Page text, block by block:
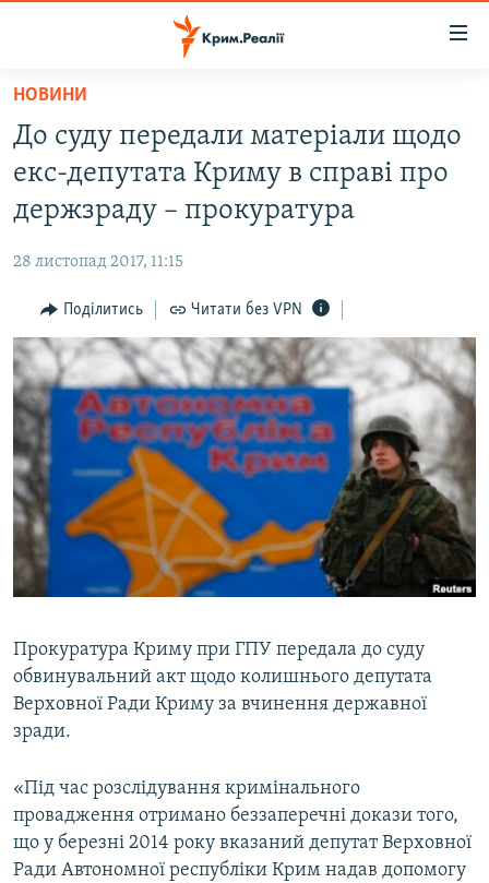
Перейти
основного
матеріалу
до
основної
Перейти
до
пошуку
ВОДА.КРИМ
ВІДЕО ТА ФОТО
БЛОГИ
ПОГЛЯД
ІНТЕРВ'Ю
ВСЕ ЗА ДЕНЬ
СПЕЦПРОЕКТИ
ДЕПОРТАЦІЯ
ВІДЕОУРОКИ «ELIFBE»
СВІДЧЕННЯ ОКУПАЦІЇ
УКРАЇНСЬКА ПРОБЛЕМА КРИМУ
ЯК ОБІЙТИ БЛОКУВАННЯ
Русский
Qırımtatar
Усі сайти RFE/RL
НОВИНИ
До суду передали матеріали щодо
екс-депутата Криму в справі про
держзраду – прокуратура
28 листопад 2017, 11:15
Поділитись Читати без VPN
Прокуратура Криму при ГПУ передала до суду
обвинувальний акт щодо колишнього депутата
Верховної Ради Криму за вчинення державної
зради.
«Під час розслідування кримінального
провадження отримано беззаперечні докази того,
що у березні 2014 року вказаний депутат Верховної
Ради Автономної республіки Крим надав допомогу